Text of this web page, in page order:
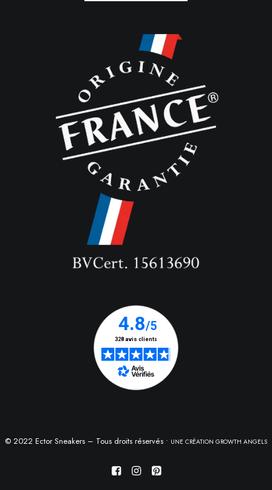
© 2022 Ector Sneakers – Tous droits réservés • UNE CRÉATION GROWTH ANGELS